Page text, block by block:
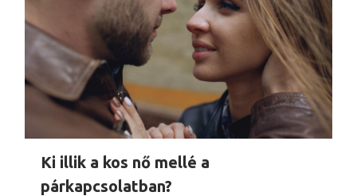
Ki illik a kos nő mellé a
párkapcsolatban?